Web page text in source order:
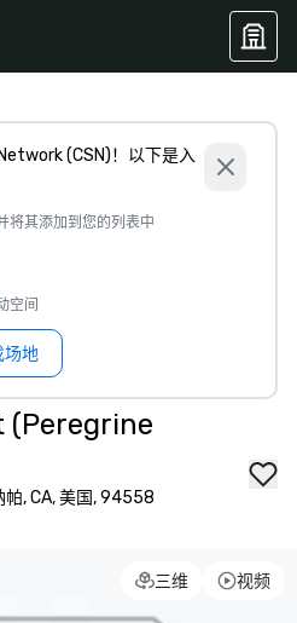
(CSN)！以下是入
将其添加到您的列表中
空间
场地
(Peregrine
帕, CA, 美国, 94558
三维 视频